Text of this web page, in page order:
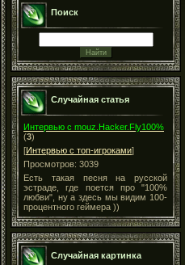
Поиск
Случайная статья
Интервью с mouz.Hacker.Fly100%
(3)
[Интервью с топ-игроками]
Просмотров: 3039
Есть такая песня на русской
эстраде, где поется про "100%
любви", ну а здесь мы видим 100-
процентного геймера ))
Случайная картинка